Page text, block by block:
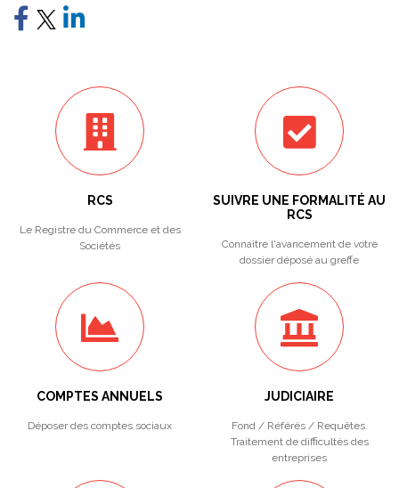
RCS
Le Registre du Commerce et des
Sociétés
SUIVRE UNE FORMALITÉ AU
RCS
Connaître l'avancement de votre
dossier déposé au greffe
COMPTES ANNUELS
Déposer des comptes sociaux
JUDICIAIRE
Fond / Référés / Requêtes.
Traitement de difficultés des
entreprises